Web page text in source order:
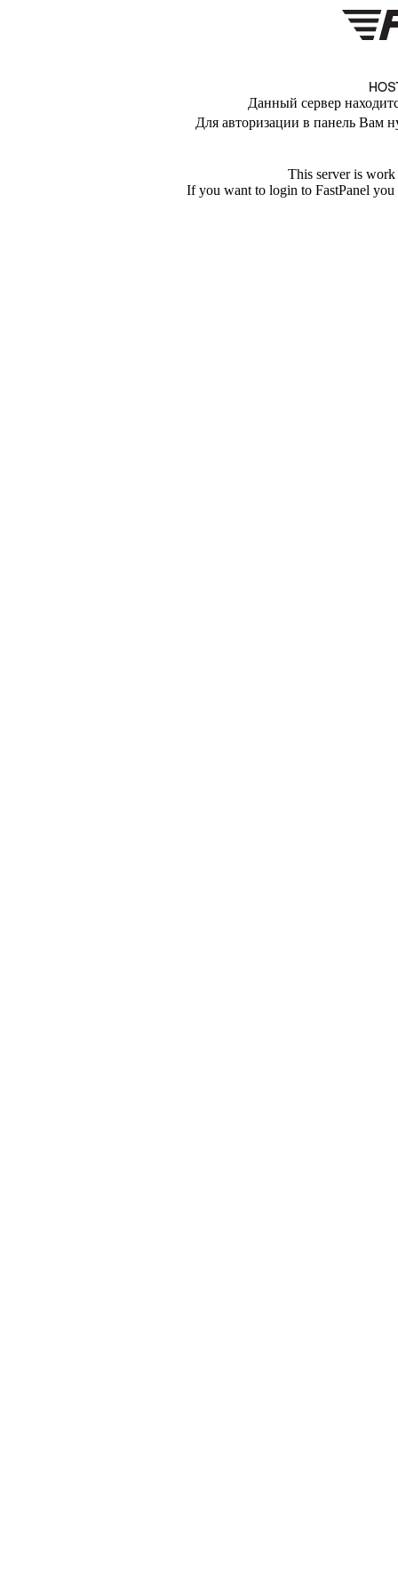
Данный сервер
Для авторизации в панель Вам
This server is
If you want to login to FastPanel you